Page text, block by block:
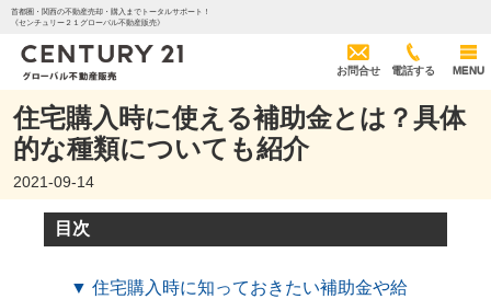
首都圏・関西の不動産売却・購入までトータルサポート！
《センチュリー２１グローバル不動産販売》
お問合せ 電話する MENU
住宅購入時に使える補助金とは？具体
的な種類についても紹介
2021-09-14
目次
▼ 住宅購入時に知っておきたい補助金や給